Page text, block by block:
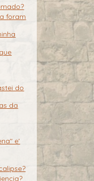
foram
do
da
e'